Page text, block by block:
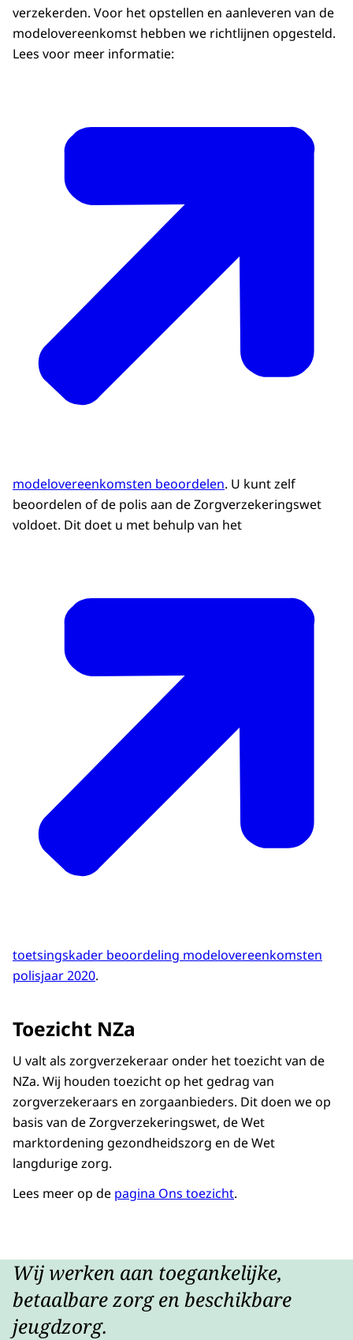
verzekerden. Voor het opstellen en aanleveren van de
modelovereenkomst hebben we richtlijnen opgesteld.
Lees voor meer informatie:
modelovereenkomsten beoordelen. U kunt zelf
beoordelen of de polis aan de Zorgverzekeringswet
voldoet. Dit doet u met behulp van het
toetsingskader beoordeling modelovereenkomsten
polisjaar 2020.
Toezicht NZa
U valt als zorgverzekeraar onder het toezicht van de
NZa. Wij houden toezicht op het gedrag van
zorgverzekeraars en zorgaanbieders. Dit doen we op
basis van de Zorgverzekeringswet, de Wet
marktordening gezondheidszorg en de Wet
langdurige zorg.
Lees meer op de pagina Ons toezicht.
Wij werken aan toegankelijke,
betaalbare zorg en beschikbare
jeugdzorg.